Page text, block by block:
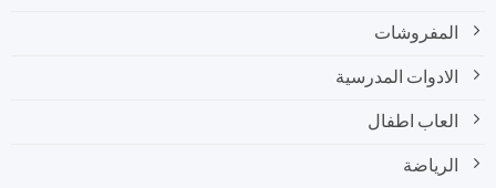
المفروشات
الادوات المدرسية
العاب اطفال
الرياضة